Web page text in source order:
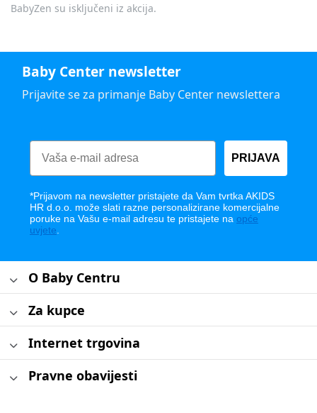
BabyZen su isključeni iz akcija.
Baby Center newsletter
Prijavite se za primanje Baby Center newslettera
PRIJAVA
*Prijavom na newsletter pristajete da Vam tvrtka AKIDS
HR d.o.o. može slati razne personalizirane komercijalne
poruke na Vašu e-mail adresu te pristajete na opće
uvjete.
O Baby Centru
Za kupce
Internet trgovina
Pravne obavijesti